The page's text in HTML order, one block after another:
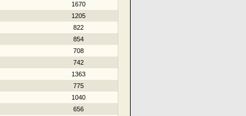
1670
1205
822
854
708
742
1363
775
1040
656